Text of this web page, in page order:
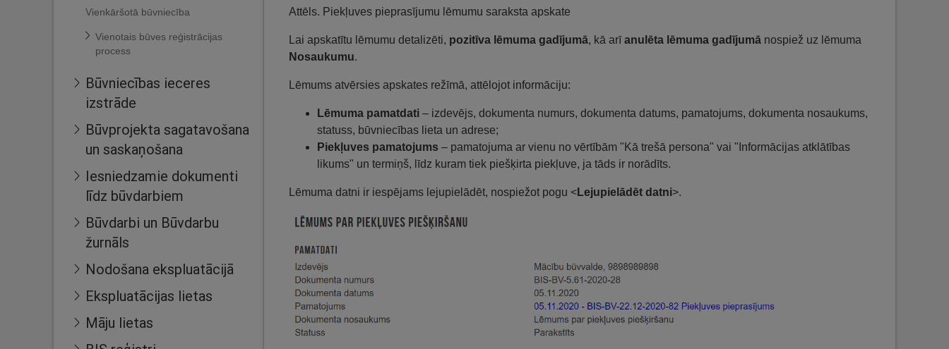
Vienkāršotā būvniecība
Vienotais būves reģistrācijas
process
Būvniecības ieceres
izstrāde
Būvprojekta sagatavošana
un saskaņošana
Iesniedzamie dokumenti
līdz būvdarbiem
Būvdarbi un Būvdarbu
žurnāls
Nodošana ekspluatācijā
Ekspluatācijas lietas
Māju lietas
Attēls. Piekļuves pieprasījumu lēmumu saraksta apskate
Lai apskatītu lēmumu detalizēti, pozitīva lēmuma gadījumā, kā arīanulēta lēmuma gadījumā nospiež uz lēmuma
Nosaukumu.
Lēmums atvērsies apskates režīmā, attēlojot informāciju:
Lēmuma pamatdati – izdevējs, dokumenta numurs, dokumenta datums, pamatojums, dokumenta nosaukums,
statuss, būvniecības lieta un adrese;
Piekļuves pamatojums – pamatojuma ar vienu no vērtībām "Kā trešā persona" vai "Informācijas atklātības
likums" un termiņš, līdz kuram tiek piešķirta piekļuve, ja tāds ir norādīts.
Lēmuma datni ir iespējams lejupielādēt, nospiežot pogu <Lejupielādēt datni>.